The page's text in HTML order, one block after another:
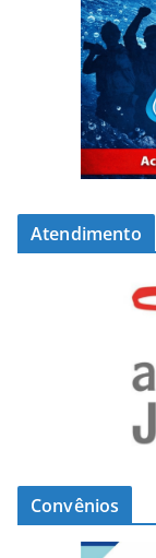
Atendimento
Convênios